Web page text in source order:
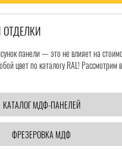
панели — это не влияет на
цвет по каталогу RAL! Рассмотрим
КАТАЛОГ МДФ-ПАНЕЛЕЙ
ФРЕЗЕРОВКА МДФ